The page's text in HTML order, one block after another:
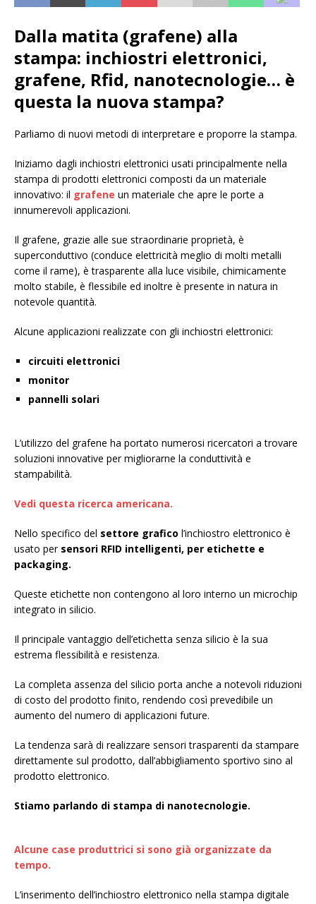
Dalla matita (grafene) alla
stampa: inchiostri elettronici,
grafene, Rfid, nanotecnologie… è
questa la nuova stampa?
Parliamo di nuovi metodi di interpretare e proporre la stampa.
Iniziamo dagli inchiostri elettronici usati principalmente nella
stampa di prodotti elettronici composti da un materiale
innovativo: il grafene un materiale che apre le porte a
innumerevoli applicazioni.
Il grafene, grazie alle sue straordinarie proprietà, è
superconduttivo (conduce elettricità meglio di molti metalli
come il rame), è trasparente alla luce visibile, chimicamente
molto stabile, è flessibile ed inoltre è presente in natura in
notevole quantità.
Alcune applicazioni realizzate con gli inchiostri elettronici:
circuiti elettronici
monitor
pannelli solari
L’utilizzo del grafene ha portato numerosi ricercatori a trovare
soluzioni innovative per migliorarne la conduttività e
stampabilità.
Vedi questa ricerca americana.
Nello specifico del settore grafico l’inchiostro elettronico è
usato per sensori RFID intelligenti, per etichette e
packaging.
Queste etichette non contengono al loro interno un microchip
integrato in silicio.
Il principale vantaggio dell’etichetta senza silicio è la sua
estrema flessibilità e resistenza.
La completa assenza del silicio porta anche a notevoli riduzioni
di costo del prodotto finito, rendendo così prevedibile un
aumento del numero di applicazioni future.
La tendenza sarà di realizzare sensori trasparenti da stampare
direttamente sul prodotto, dall’abbigliamento sportivo sino al
prodotto elettronico.
Stiamo parlando di stampa di nanotecnologie.
Alcune case produttrici si sono già organizzate da
tempo.
L’inserimento dell’inchiostro elettronico nella stampa digitale